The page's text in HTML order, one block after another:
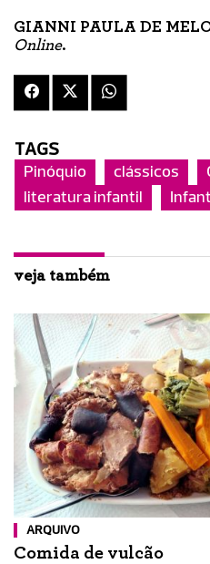
GIANNI PAULA DE
Online.
TAGS
Pinóquio clássicos
literatura infantil
veja também
ARQUIVO
Comida de vulcão